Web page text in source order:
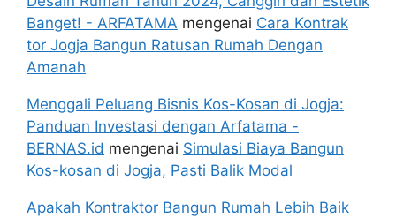
Banget! - ARFATAMA mengenai Cara Kontrak
tor Jogja Bangun Ratusan Rumah Dengan
Amanah
Menggali Peluang Bisnis Kos-Kosan di Jogja:
Panduan Investasi dengan Arfatama -
BERNAS.id mengenai Simulasi Biaya Bangun
Kos-kosan di Jogja, Pasti Balik Modal
Apakah Kontraktor Bangun Rumah Lebih Baik